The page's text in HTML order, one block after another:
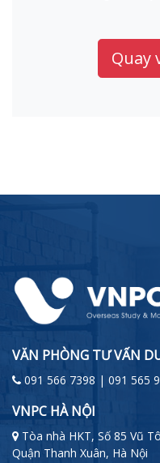
Quay
VĂN PHÒNG TƯ VẤN
091 566 7398 | 091 565
VNPC HÀ NỘI
Tòa nhà HKT, Số 85 Vũ
Quận Thanh Xuân, Hà Nội